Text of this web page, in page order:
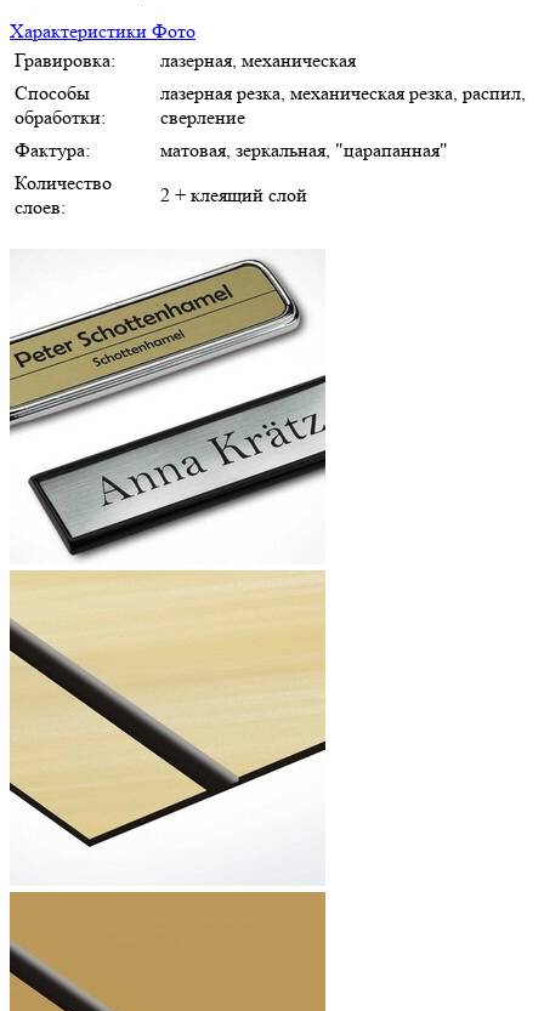
Характеристики Фото
Гравировка:
лазерная, механическая
Способы
обработки:
лазерная резка, механическая резка, распил,
сверление
Фактура:
матовая, зеркальная, "царапанная"
Количество
слоев:
2 + клеящий слой